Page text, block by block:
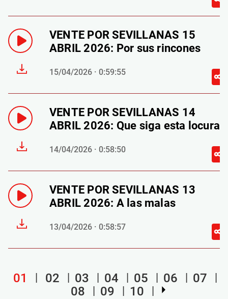
VENTE POR SEVILLANAS 15
ABRIL 2026: Por sus rincones
15/04/2026 · 0:59:55
VENTE POR SEVILLANAS 14
ABRIL 2026: Que siga esta locura
14/04/2026 · 0:58:50
VENTE POR SEVILLANAS 13
ABRIL 2026: A las malas
13/04/2026 · 0:58:57
01 02 03 04 05 06
07
08
09 10